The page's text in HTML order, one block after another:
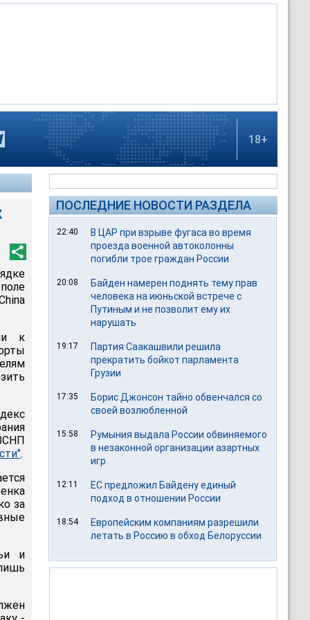
18+
к
.
за
и
ПОСЛЕДНИЕ НОВОСТИ РАЗДЕЛА
22:40
В ЦАР при взрыве фугаса во время
проезда военной автоколонны
погибли трое граждан России
20:08
Байден намерен поднять тему прав
человека на июньской встрече с
Путиным и не позволит ему их
нарушать
19:17
Партия Саакашвили решила
прекратить бойкот парламента
Грузии
17:35
Борис Джонсон тайно обвенчался со
своей возлюбленной
15:58
Румыния выдала России обвиняемого
в незаконной организации азартных
игр
12:11
ЕС предложил Байдену единый
подход в отношении России
18:54
Европейским компаниям разрешили
летать в Россию в обход Белоруссии